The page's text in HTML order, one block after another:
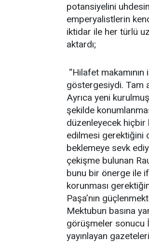
potansiyelini
emperyalistlerin
iktidar ile her türlü
aktardı;
“Hilafet
göstergesiydi. Tam
Ayrıca yeni
şekilde
düzenleyecek
edilmesi gerektiğini
beklemeye sevk
çekişme bulunan
bunu bir önerge ile
korunması
Paşa’nın
Mektubun basına
görüşmeler sonucu
yayınlayan